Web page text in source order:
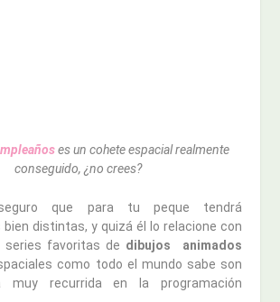
es un cohete espacial realmente
conseguido, ¿no crees?
que para tu peque tendrá
distintas, y quizá él lo relacione con
series favoritas de dibujos animados
como todo el mundo sabe son
muy recurrida en la programación